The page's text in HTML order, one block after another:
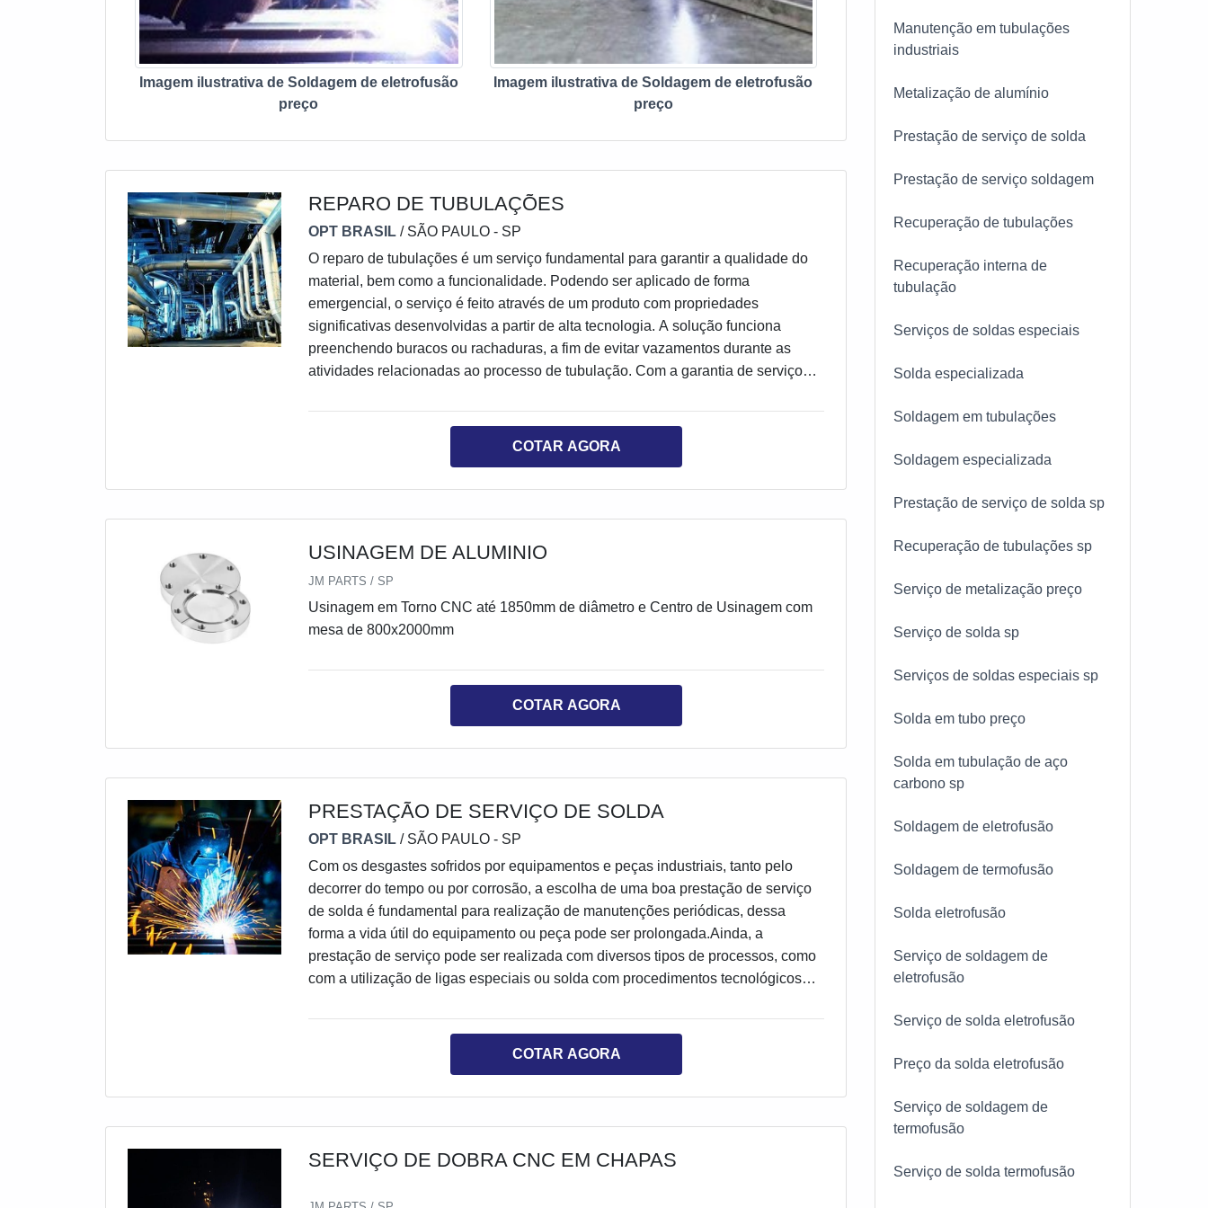
Imagem ilustrativa de Soldagem de eletrofusão
preço
Imagem ilustrativa de Soldagem de eletrofusão
preço
REPARO DE TUBULAÇÕES
OPT BRASIL/ SÃO PAULO - SP
O reparo de tubulações é um serviço fundamental para garantir a qualidade do
material, bem como a funcionalidade. Podendo ser aplicado de forma
emergencial, o serviço é feito através de um produto com propriedades
significativas desenvolvidas a partir de alta tecnologia. A solução funciona
preenchendo buracos ou rachaduras, a fim de evitar vazamentos durante as
atividades relacionadas ao processo de tubulação. Com a garantia de serviço
COTAR AGORA
USINAGEM DE ALUMINIO
JM PARTS / SP
Usinagem em Torno CNC até 1850mm de diâmetro e Centro de Usinagem com
mesa de 800x2000mm
COTAR AGORA
PRESTAÇÃO DE SERVIÇO DE SOLDA
OPT BRASIL/ SÃO PAULO - SP
Com os desgastes sofridos por equipamentos e peças industriais, tanto pelo
decorrer do tempo ou por corrosão, a escolha de uma boa prestação de serviço
de solda é fundamental para realização de manutenções periódicas, dessa
forma a vida útil do equipamento ou peça pode ser prolongada.Ainda, a
prestação de serviço pode ser realizada com diversos tipos de processos, como
com a utilização de ligas especiais ou solda com procedimentos tecnológicos
COTAR AGORA
SERVIÇO DE DOBRA CNC EM CHAPAS
Manutenção em tubulações
industriais
Metalização de alumínio
Prestação de serviço de solda
Prestação de serviço soldagem
Recuperação de tubulações
Recuperação interna de
tubulação
Serviços de soldas especiais
Solda especializada
Soldagem em tubulações
Soldagem especializada
Prestação de serviço de solda sp
Recuperação de tubulações sp
Serviço de metalização preço
Serviço de solda sp
Serviços de soldas especiais sp
Solda em tubo preço
Solda em tubulação de aço
carbono sp
Soldagem de eletrofusão
Soldagem de termofusão
Solda eletrofusão
Serviço de soldagem de
eletrofusão
Serviço de solda eletrofusão
Preço da solda eletrofusão
Serviço de soldagem de
termofusão
Serviço de solda termofusão